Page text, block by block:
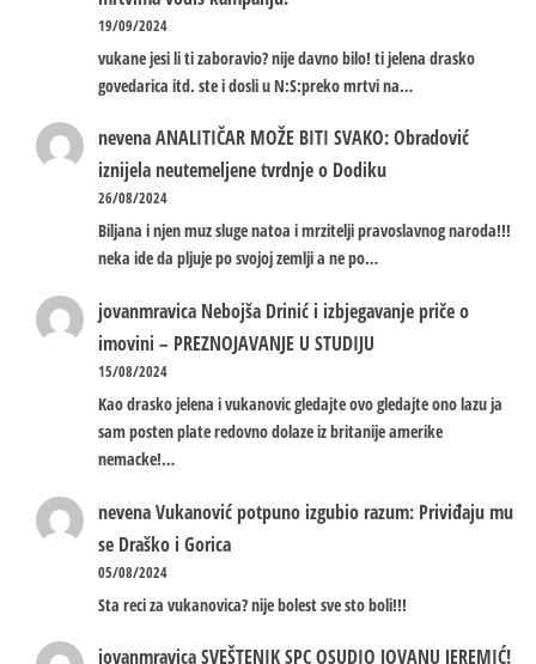
19/09/2024
vukane jesi li ti zaboravio? nije davno bilo! ti jelena drasko
govedarica itd. ste i dosli u N:S:preko mrtvi na…
nevenaANALITIČAR MOŽE BITI SVAKO: Obradović
iznijela neutemeljene tvrdnje o Dodiku
26/08/2024
Biljana i njen muz sluge natoa i mrzitelji pravoslavnog naroda!!!
neka ide da pljuje po svojoj zemlji a ne po…
jovanmravica Nebojša Drinić i izbjegavanje priče o
imovini – PREZNOJAVANJE U STUDIJU
15/08/2024
Kao drasko jelena i vukanovic gledajte ovo gledajte ono lazu ja
sam posten plate redovno dolaze iz britanije amerike
nemacke!…
nevenaVukanović potpuno izgubio razum: Priviđaju mu
se Draško i Gorica
05/08/2024
Sta reci za vukanovica? nije bolest sve sto boli!!!
jovanmravicaSVEŠTENIK SPC OSUDIO JOVANU JEREMIĆ!